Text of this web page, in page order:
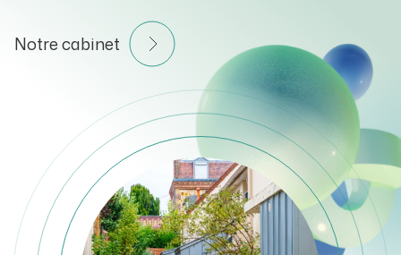
Notre cabinet